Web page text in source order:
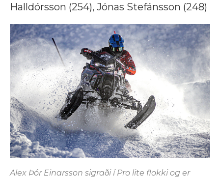
Halldórsson (254), Jónas Stefánsson (248)
Alex Þór Einarsson sigraði í Pro lite flokki og er